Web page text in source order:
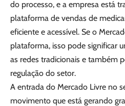
do processo, e a empresa está
plataforma de vendas de
eficiente e acessível. Se o
plataforma, isso pode significar
as redes tradicionais e também
regulação do setor.
A entrada do Mercado Livre no
movimento que está gerando